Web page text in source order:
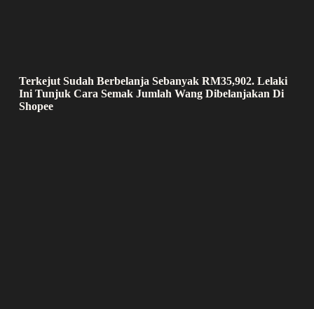
Terkejut Sudah Berbelanja Sebanyak RM35,902. Lelaki
Ini Tunjuk Cara Semak Jumlah Wang Dibelanjakan Di
Shopee